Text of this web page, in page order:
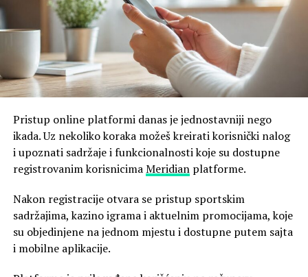
Pristup online platformi danas je jednostavniji nego
ikada. Uz nekoliko koraka možeš kreirati korisnički nalog
i upoznati sadržaje i funkcionalnosti koje su dostupne
registrovanim korisnicimaMeridianplatforme.
Nakon registracije otvara se pristup sportskim
sadržajima, kazino igrama i aktuelnim promocijama, koje
su objedinjene na jednom mjestu i dostupne putem sajta
i mobilne aplikacije.